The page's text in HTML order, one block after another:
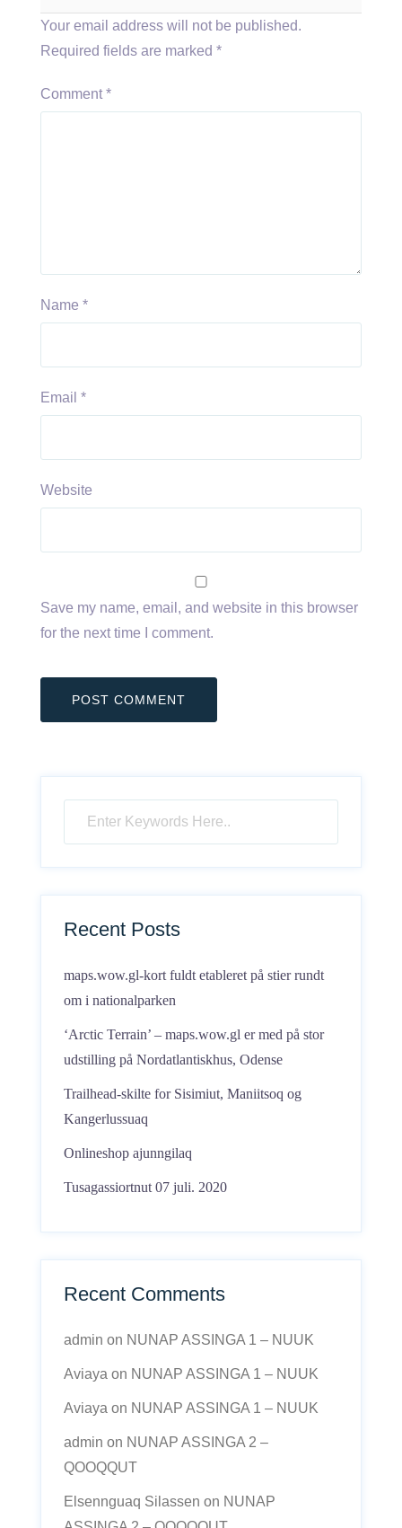
Your email address will not be published.
Required fields are marked *
Comment *
Name *
Email *
Website
Save my name, email, and website in this browser
for the next time I comment.
Recent Posts
maps.wow.gl-kort fuldt etableret på stier rundt
om i nationalparken
‘Arctic Terrain’ – maps.wow.gl er med på stor
udstilling på Nordatlantiskhus, Odense
Trailhead-skilte for Sisimiut, Maniitsoq og
Kangerlussuaq
Onlineshop ajunngilaq
Tusagassiortnut 07 juli. 2020
Recent Comments
admin on NUNAP ASSINGA 1 – NUUK
Aviaya on NUNAP ASSINGA 1 – NUUK
Aviaya on NUNAP ASSINGA 1 – NUUK
admin on NUNAP ASSINGA 2 –
QOOQQUT
Elsennguaq Silassen on NUNAP